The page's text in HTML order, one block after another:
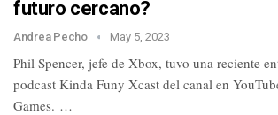
futuro cercano?
Andrea Pecho May 5, 2023
Phil Spencer, jefe de Xbox, tuvo una reciente
podcast Kinda Funy Xcast del canal en
Games. …